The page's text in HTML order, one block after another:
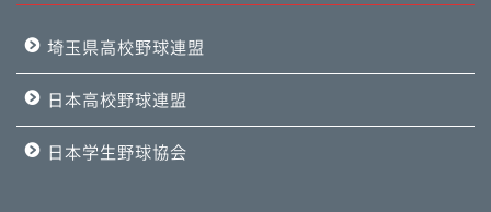
埼玉県高校野球連盟
日本高校野球連盟
日本学生野球協会